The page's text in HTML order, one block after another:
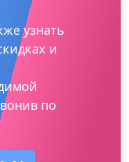
узнать
и
по